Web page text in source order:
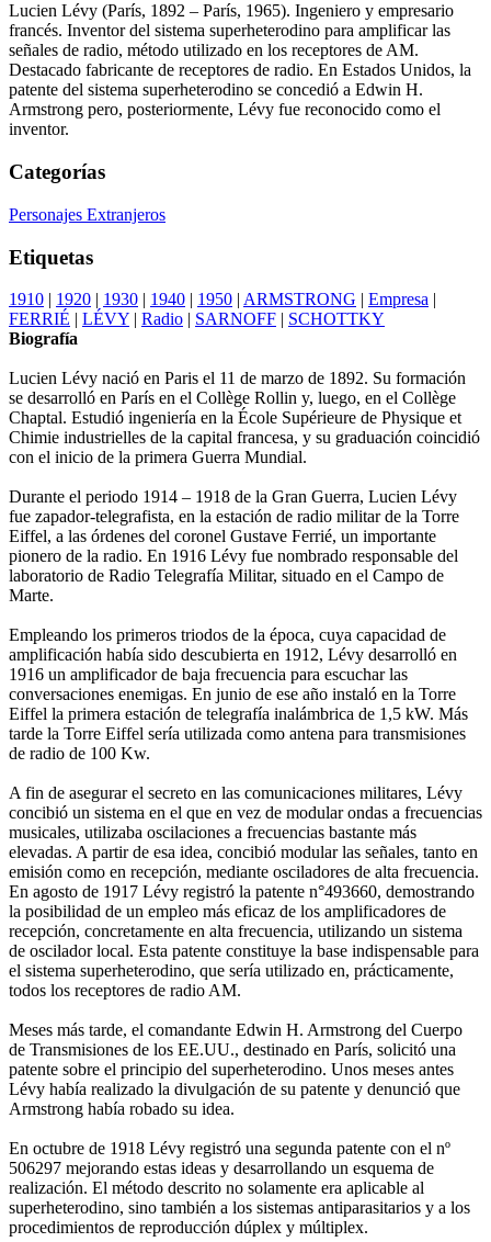
Lucien Lévy (París, 1892 – París, 1965). Ingeniero y empresario
francés. Inventor del sistema superheterodino para amplificar las
señales de radio, método utilizado en los receptores de AM.
Destacado fabricante de receptores de radio. En Estados Unidos, la
patente del sistema superheterodino se concedió a Edwin H.
Armstrong pero, posteriormente, Lévy fue reconocido como el
inventor.
Categorías
Personajes Extranjeros
Etiquetas
1910 | 1920 | 1930 | 1940 | 1950 | ARMSTRONG | Empresa |
FERRIÉ | LÉVY | Radio | SARNOFF | SCHOTTKY
Biografía
Lucien Lévy nació en Paris el 11 de marzo de 1892. Su formación
se desarrolló en París en el Collège Rollin y, luego, en el Collège
Chaptal. Estudió ingeniería en la École Supérieure de Physique et
Chimie industrielles de la capital francesa, y su graduación coincidió
con el inicio de la primera Guerra Mundial.
Durante el periodo 1914 – 1918 de la Gran Guerra, Lucien Lévy
fue zapador-telegrafista, en la estación de radio militar de la Torre
Eiffel, a las órdenes del coronel Gustave Ferrié, un importante
pionero de la radio. En 1916 Lévy fue nombrado responsable del
laboratorio de Radio Telegrafía Militar, situado en el Campo de
Marte.
Empleando los primeros triodos de la época, cuya capacidad de
amplificación había sido descubierta en 1912, Lévy desarrolló en
1916 un amplificador de baja frecuencia para escuchar las
conversaciones enemigas. En junio de ese año instaló en la Torre
Eiffel la primera estación de telegrafía inalámbrica de 1,5 kW. Más
tarde la Torre Eiffel sería utilizada como antena para transmisiones
de radio de 100 Kw.
A fin de asegurar el secreto en las comunicaciones militares, Lévy
concibió un sistema en el que en vez de modular ondas a frecuencias
musicales, utilizaba oscilaciones a frecuencias bastante más
elevadas. A partir de esa idea, concibió modular las señales, tanto en
emisión como en recepción, mediante osciladores de alta frecuencia.
En agosto de 1917 Lévy registró la patente n°493660, demostrando
la posibilidad de un empleo más eficaz de los amplificadores de
recepción, concretamente en alta frecuencia, utilizando un sistema
de oscilador local. Esta patente constituye la base indispensable para
el sistema superheterodino, que sería utilizado en, prácticamente,
todos los receptores de radio AM.
Meses más tarde, el comandante Edwin H. Armstrong del Cuerpo
de Transmisiones de los EE.UU., destinado en París, solicitó una
patente sobre el principio del superheterodino. Unos meses antes
Lévy había realizado la divulgación de su patente y denunció que
Armstrong había robado su idea.
En octubre de 1918 Lévy registró una segunda patente con el nº
506297 mejorando estas ideas y desarrollando un esquema de
realización. El método descrito no solamente era aplicable al
superheterodino, sino también a los sistemas antiparasitarios y a los
procedimientos de reproducción dúplex y múltiplex.